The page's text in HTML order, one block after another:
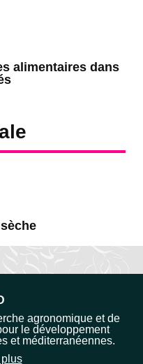
alimentaires dans
agronomique et de
le développement
et méditerranéennes.